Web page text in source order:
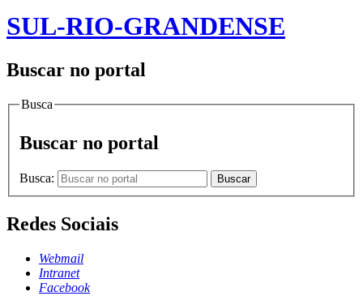
SUL-RIO-GRANDENSE
Buscar no portal
Busca
Buscar no portal
Busca: Buscar
Redes Sociais
Webmail
Intranet
Facebook